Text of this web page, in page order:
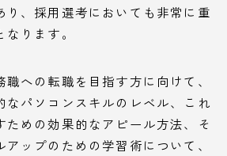
り、採用選考においても非常に重
ります。
への転職を目指す方に向けて、
なパソコンスキルのレベル、これ
ための効果的なアピール方法、そ
アップのための学習術について、